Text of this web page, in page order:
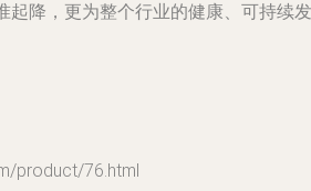
起降，更为整个行业的健康、可持续发
product/76.html